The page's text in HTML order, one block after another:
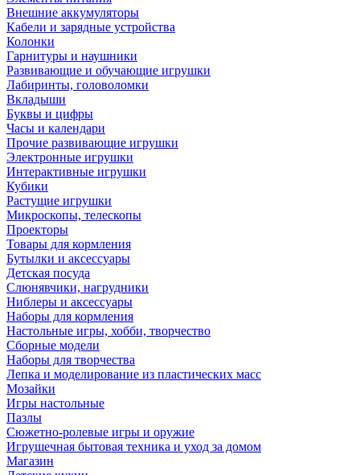
Внешние аккумуляторы
Кабели и зарядные устройства
Колонки
Гарнитуры и наушники
Развивающие и обучающие игрушки
Лабиринты, головоломки
Вкладыши
Буквы и цифры
Часы и календари
Прочие развивающие игрушки
Электронные игрушки
Интерактивные игрушки
Кубики
Растущие игрушки
Микроскопы, телескопы
Проекторы
Товары для кормления
Бутылки и аксессуары
Детская посуда
Слюнявчики, нагрудники
Ниблеры и аксессуары
Наборы для кормления
Настольные игры, хобби, творчество
Сборные модели
Наборы для творчества
Лепка и моделирование из пластических масс
Мозайки
Игры настольные
Пазлы
Сюжетно-ролевые игры и оружие
Игрушечная бытовая техника и уход за домом
Магазин